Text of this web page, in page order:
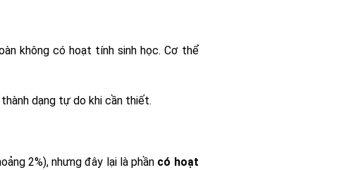
không có hoạt tính sinh học. Cơ thể
dạng tự do khi cần thiết.
2%), nhưng đây lại là phần có hoạt